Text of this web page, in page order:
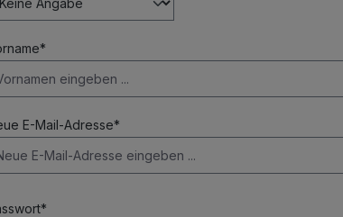
E-Mail-Adresse*